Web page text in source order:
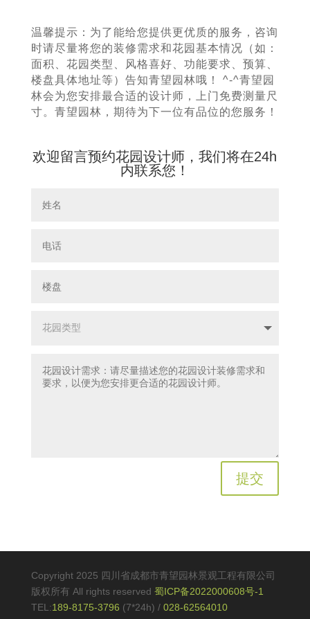
温馨提示：为了能给您提供更优质的服务，咨询
时请尽量将您的装修需求和花园基本情况（如：
面积、花园类型、风格喜好、功能要求、预算、
楼盘具体地址等）告知青望园林哦！ ^-^青望园
林会为您安排最合适的设计师，上门免费测量尺
寸。青望园林，期待为下一位有品位的您服务！
欢迎留言预约花园设计师，我们将在24h
内联系您！
提交
Copyright 2025 四川省成都市青望园林景观工程有限公司
版权所有 All rights reserved 蜀ICP备2022000608号-1
TEL:189-8175-3796 (7*24h) / 028-62564010